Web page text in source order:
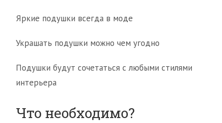
Яркие подушки всегда в моде
Украшать подушки можно чем угодно
Подушки будут сочетаться с любыми стилями
интерьера
Что необходимо?